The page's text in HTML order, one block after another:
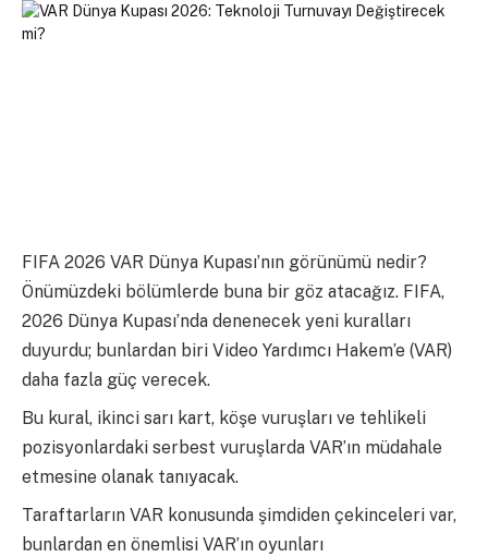
FIFA 2026 VAR Dünya Kupası’nın görünümü nedir?
Önümüzdeki bölümlerde buna bir göz atacağız. FIFA,
2026 Dünya Kupası’nda denenecek yeni kuralları
duyurdu; bunlardan biri Video Yardımcı Hakem’e (VAR)
daha fazla güç verecek.
Bu kural, ikinci sarı kart, köşe vuruşları ve tehlikeli
pozisyonlardaki serbest vuruşlarda VAR’ın müdahale
etmesine olanak tanıyacak.
Taraftarların VAR konusunda şimdiden çekinceleri var,
bunlardan en önemlisi VAR’ın oyunları